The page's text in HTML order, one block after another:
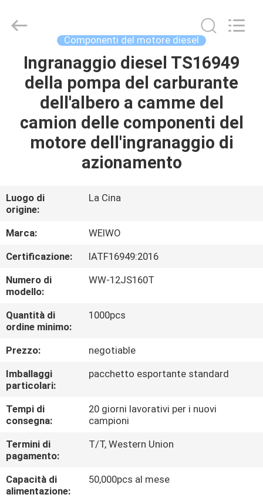
CASA
PRODOTTI
CIRCA
GIRO
DELLA
FABBRICA
CONTROLLO
DI
QUALITÀ
CONTATTICI
RICHIEDA
UNA
CITAZIONE
MAPPA
DEL
Electromechanical
Tech
Componenti del motore diesel
Ingranaggio diesel TS16949
della pompa del carburante
dell'albero a camme del
camion delle componenti del
motore dell'ingranaggio di
azionamento
Luogo di
origine:
La Cina
Marca:
WEIWO
Certificazione:
IATF16949:2016
Numero di
modello:
WW-12JS160T
Quantità di
ordine minimo:
1000pcs
Prezzo:
negotiable
Imballaggi
particolari:
pacchetto esportante standard
Tempi di
consegna:
20 giorni lavorativi per i nuovi
campioni
Termini di
pagamento:
T/T, Western Union
Capacità di
alimentazione:
50,000pcs al mese